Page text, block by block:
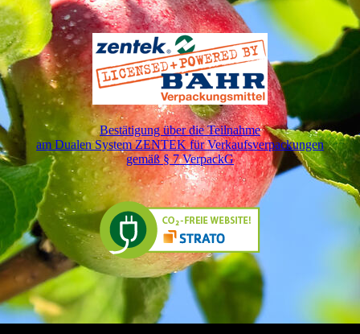
Bestätigung über die Teilnahme
am Dualen System ZENTEK für Verkaufsverpackungen
gemäß § 7 VerpackG